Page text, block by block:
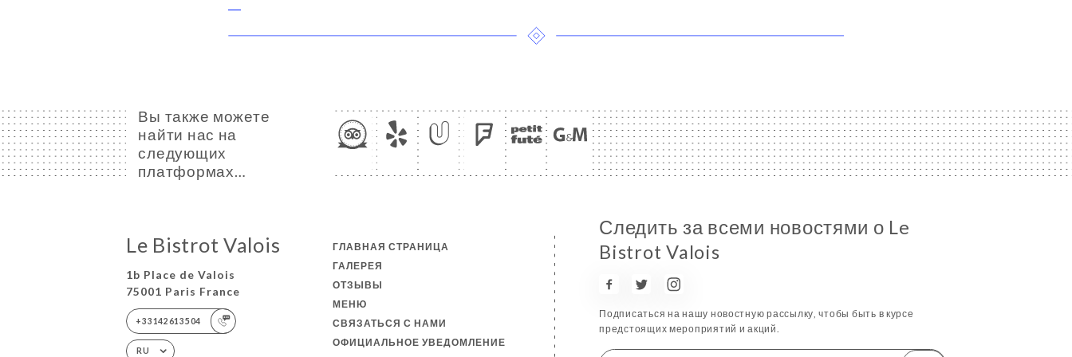
Вы также можете
найти нас на
следующих
платформах…
Le Bistrot Valois
1b Place de Valois
75001 Paris France
+33142613504
RU
ГЛАВНАЯ СТРАНИЦА
ГАЛЕРЕЯ
ОТЗЫВЫ
МЕНЮ
СВЯЗАТЬСЯ С НАМИ
ОФИЦИАЛЬНОЕ УВЕДОМЛЕНИЕ
Следить за всеми новостями о Le
Bistrot Valois
Подписаться на нашу новостную рассылку, чтобы быть в курсе
предстоящих мероприятий и акций.